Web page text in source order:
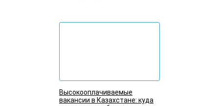
Высокооплачиваемые
вакансии в Казахстане: куда